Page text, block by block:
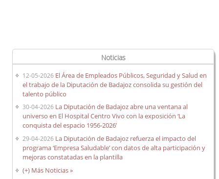
Personal eventual o de confianza
Tablón de Empleo Provincial
Relación de puestos de trabajo
Escuela de Formación Local e Innovación
Carrera profesional horizontal
Evaluación del desempeño
Expedientes personales
Plan de pensiones
Noticias
12-05-2026 El Área de Empleados Públicos, Seguridad y Salud en
el trabajo de la Diputación de Badajoz consolida su gestión del
talento público
30-04-2026 La Diputación de Badajoz abre una ventana al
universo en El Hospital Centro Vivo con la exposición ‘La
conquista del espacio 1956-2026’
29-04-2026 La Diputación de Badajoz refuerza el impacto del
programa ‘Empresa Saludable’ con datos de alta participación y
mejoras constatadas en la plantilla
(+) Más Noticias »